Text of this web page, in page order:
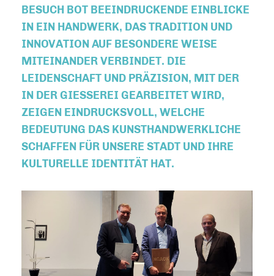
BESUCH BOT BEEINDRUCKENDE EINBLICKE
IN EIN HANDWERK, DAS TRADITION UND
INNOVATION AUF BESONDERE WEISE
MITEINANDER VERBINDET. DIE
LEIDENSCHAFT UND PRÄZISION, MIT DER
IN DER GIESSEREI GEARBEITET WIRD, Z
EIGEN EINDRUCKSVOLL, WELCHE B
EDEUTUNG DAS KUNSTHANDWERKLICHE S
CHAFFEN FÜR UNSERE STADT UND IHRE K
ULTURELLE IDENTITÄT HAT.